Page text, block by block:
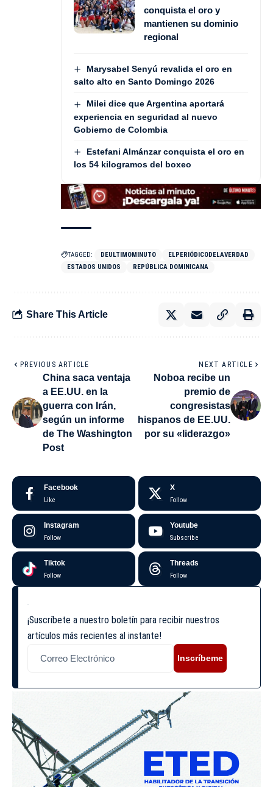
conquista el oro y
mantienen su dominio
regional
Marysabel Senyú revalida el oro en
salto alto en Santo Domingo 2026
Milei dice que Argentina aportará
experiencia en seguridad al nuevo
Gobierno de Colombia
Estefani Almánzar conquista el oro en
los 54 kilogramos del boxeo
TAGGED: DEULTIMOMINUTO
ELPERIÓDICODELAVERDAD
ESTADOS UNIDOS
REPÚBLICA DOMINICANA
Share This Article
PREVIOUS ARTICLE
China saca ventaja
a EE.UU. en la
guerra con Irán,
según un informe
de The Washington
Post
NEXT ARTICLE
Noboa recibe un
premio de
congresistas
hispanos de EE.UU.
por su «liderazgo»
Facebook
Like
X
Follow
Instagram
Follow
Youtube
Subscribe
Tiktok
Follow
Threads
Follow
¡Suscríbete a nuestro boletín para recibir nuestros
artículos más recientes al instante!
Inscríbeme